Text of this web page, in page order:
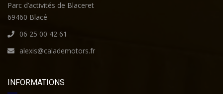
Parc d’activités de Blaceret
69460 Blacé
06 25 00 42 61
alexis@calademotors.fr
INFORMATIONS